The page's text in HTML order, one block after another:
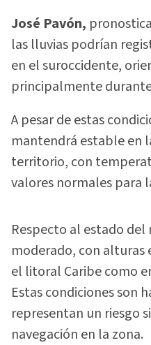
José Pavón,
las lluvias podrían
en el suroccidente,
principalmente
A pesar de estas
mantendrá estable en
territorio, con
valores normales para
Respecto al estado del
moderado, con alturas
el litoral Caribe como
Estas condiciones son
representan un riesgo
navegación en la zona.